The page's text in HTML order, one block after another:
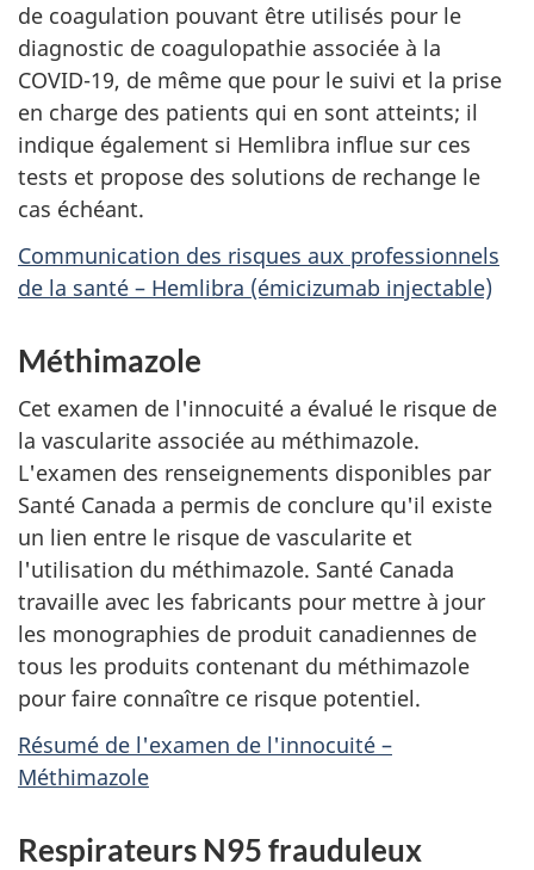
de coagulation pouvant être utilisés pour le
diagnostic de coagulopathie associée à la
COVID-19, de même que pour le suivi et la prise
en charge des patients qui en sont atteints; il
indique également si Hemlibra influe sur ces
tests et propose des solutions de rechange le
cas échéant.
Communication des risques aux professionnels
de la santé – Hemlibra (émicizumab injectable)
Méthimazole
Cet examen de l'innocuité a évalué le risque de
la vascularite associée au méthimazole.
L'examen des renseignements disponibles par
Santé Canada a permis de conclure qu'il existe
un lien entre le risque de vascularite et
l'utilisation du méthimazole. Santé Canada
travaille avec les fabricants pour mettre à jour
les monographies de produit canadiennes de
tous les produits contenant du méthimazole
pour faire connaître ce risque potentiel.
Résumé de l'examen de l'innocuité –
Méthimazole
Respirateurs N95 frauduleux